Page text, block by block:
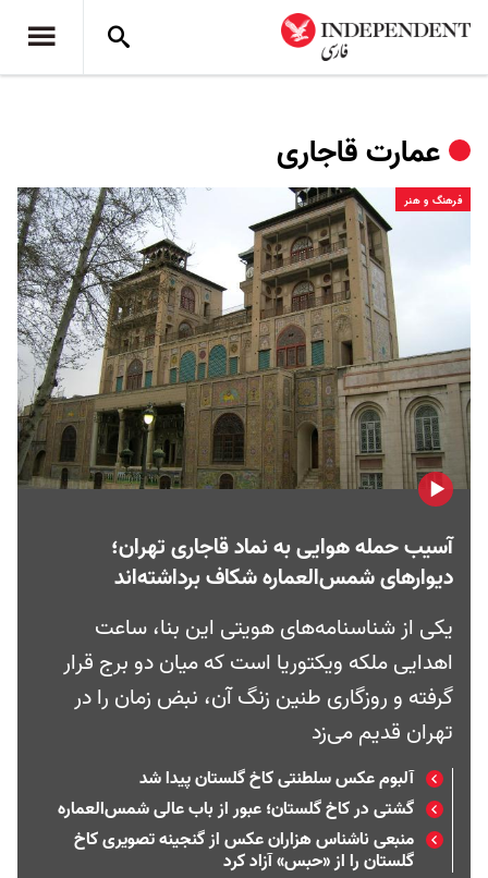
عمارت قاجاری
فرهنگ و هنر
آسیب حمله هوایی به نماد قاجاری تهران؛
دیوارهای شمس‌العماره شکاف برداشته‌اند
یکی از شناسنامه‌های هویتی این بنا، ساعت
اهدایی ملکه ویکتوریا است که میان دو برج قرار
گرفته و روزگاری طنین زنگ آن، نبض زمان را در
تهران قدیم می‌زد
آلبوم عکس سلطنتی کاخ گلستان پیدا شد
گشتی در کاخ گلستان؛ عبور از باب عالی شمس‌العماره
منبعی ناشناس هزاران عکس از گنجینه تصویری کاخ
گلستان را از «حبس» آزاد کرد